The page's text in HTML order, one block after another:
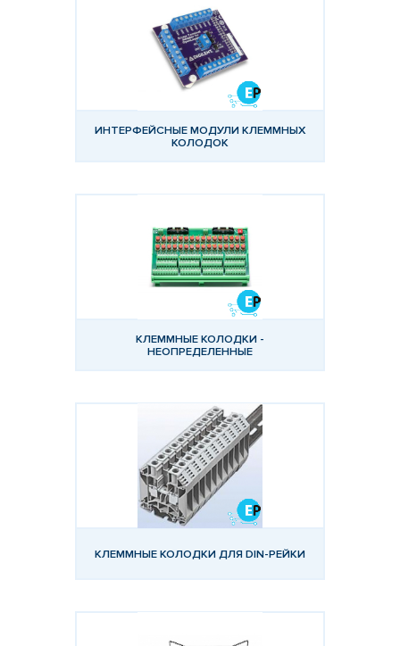
ИНТЕРФЕЙСНЫЕ МОДУЛИ КЛЕММНЫХ
КОЛОДОК
КЛЕММНЫЕ КОЛОДКИ -
НЕОПРЕДЕЛЕННЫЕ
КЛЕММНЫЕ КОЛОДКИ ДЛЯ DIN-РЕЙКИ